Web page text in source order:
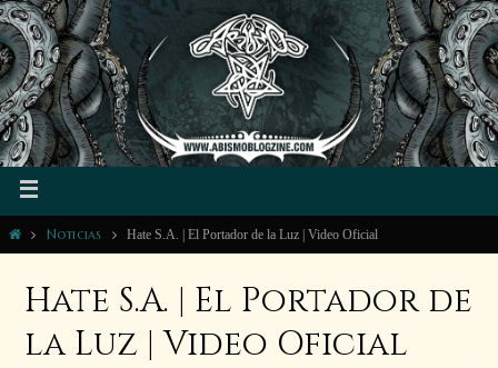
Noticias Hate S.A. | El Portador de la Luz | Video Oficial
Hate S.A. | El Portador de
la Luz | Video Oficial